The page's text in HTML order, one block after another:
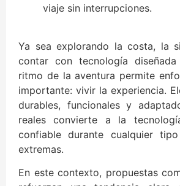
viaje sin interrupciones.
Ya sea explorando la costa, la
contar con tecnología
ritmo de la aventura permite
importante: vivir la experiencia.
durables, funcionales y
reales convierte a la
confiable durante cualquier
extremas.
En este contexto, propuestas